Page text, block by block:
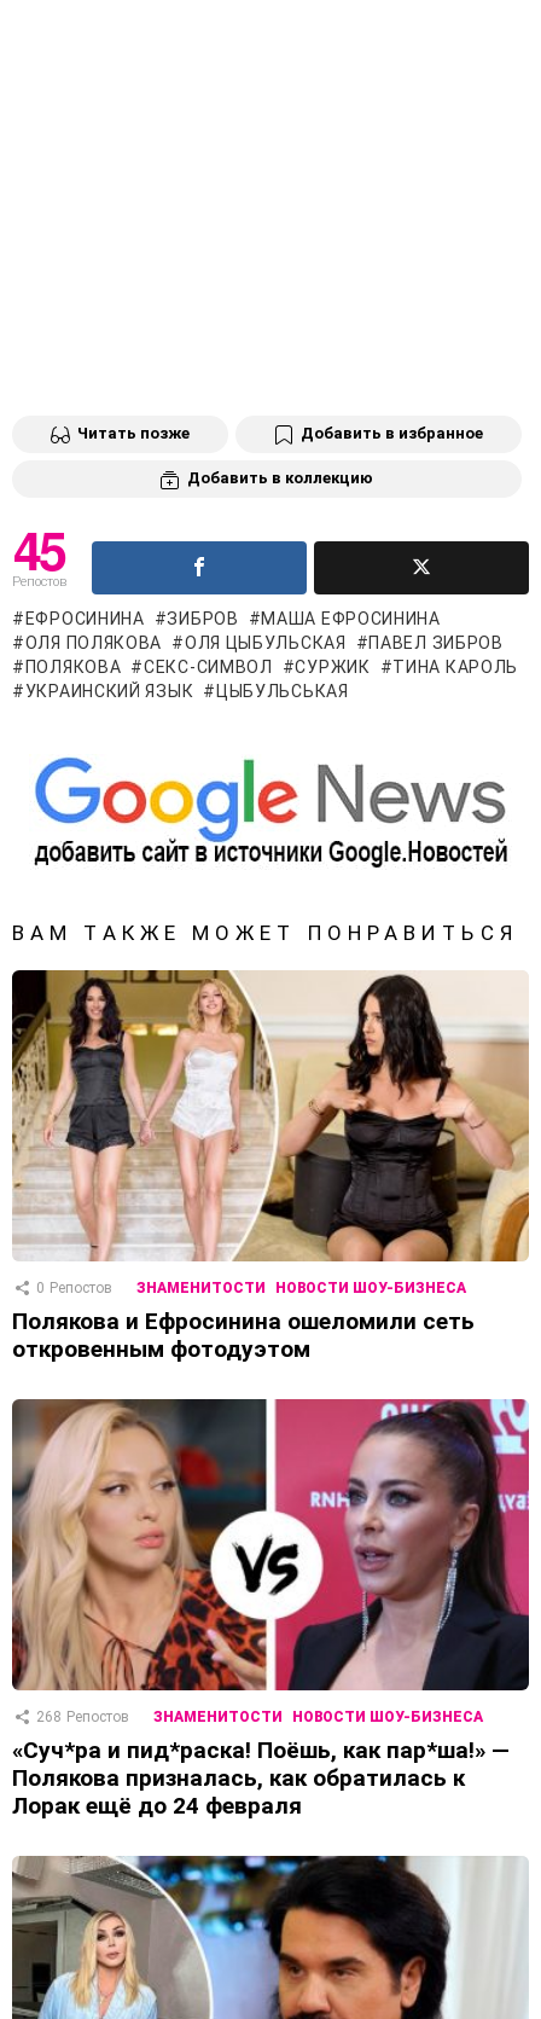
Читать позже Добавить в избранное
Добавить в коллекцию
45
Репостов
ЕФРОСИНИНА ЗИБРОВ
МАША ЕФРОСИНИНА
ОЛЯ ПОЛЯКОВА
ОЛЯ ЦЫБУЛЬСКАЯ
ПАВЕЛ ЗИБРОВ
ПОЛЯКОВА
СЕКС-СИМВОЛ СУРЖИК
ТИНА КАРОЛЬ
УКРАИНСКИЙ ЯЗЫК
ЦЫБУЛЬСЬКАЯ
ВАМ ТАКЖЕ МОЖЕТ ПОНРАВИТЬСЯ
0 Репостов ЗНАМЕНИТОСТИ НОВОСТИ ШОУ-БИЗНЕСА
Полякова и Ефросинина ошеломили сеть
откровенным фотодуэтом
268 Репостов ЗНАМЕНИТОСТИ НОВОСТИ ШОУ-БИЗНЕСА
«Суч*ра и пид*раска! Поёшь, как пар*ша!» —
Полякова призналась, как обратилась к
Лорак ещё до 24 февраля